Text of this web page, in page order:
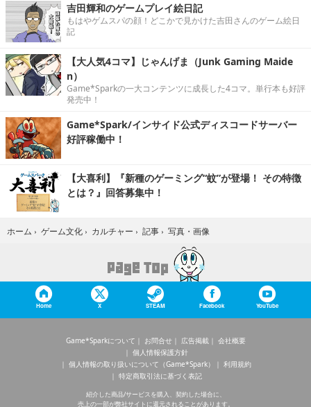
吉田輝和のゲームプレイ絵日記
もはやゲムスパの顔！どこかで見かけた吉田さんのゲーム絵日
記
【大人気4コマ】じゃんげま（Junk Gaming Maide
n）
Game*Sparkの一大コンテンツに成長した4コマ。単行本も好評
発売中！
Game*Spark/インサイド公式ディスコードサーバー
好評稼働中！
【大喜利】『新種のゲーミング“蚊”が登場！ その特徴
とは？』回答募集中！
ホーム › ゲーム文化 › カルチャー › 記事 › 写真・画像
Home X STEAM Facebook YouTube
Game*Sparkについて お問合せ 広告掲載
会社概要
個人情報保護方針
個人情報の取り扱いについて（Game*Spark）
利用規約
特定商取引法に基づく表記
紹介した商品/サービスを購入、契約した場合に、
売上の一部が弊社サイトに還元されることがあります。